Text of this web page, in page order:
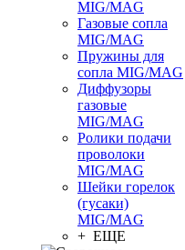
MIG/MAG
Газовые сопла
MIG/MAG
Пружины для
сопла MIG/MAG
Диффузоры
газовые
MIG/MAG
Ролики подачи
проволоки
MIG/MAG
Шейки горелок
(гусаки)
MIG/MAG
+ ЕЩЕ